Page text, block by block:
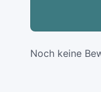
Noch keine